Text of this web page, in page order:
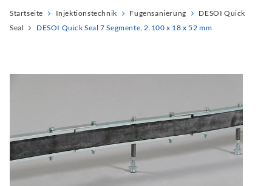
Startseite Injektionstechnik Fugensanierung
DESOI Quick
Seal
DESOI Quick Seal 7 Segmente, 2.100 x 18 x 52 mm